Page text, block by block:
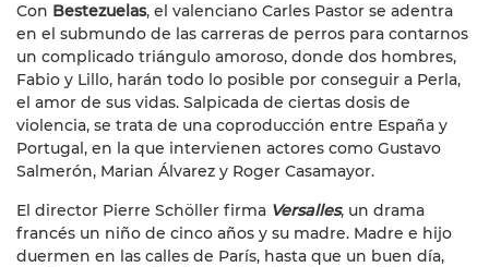
Con Bestezuelas, el valenciano Carles Pastor se adentra
en el submundo de las carreras de perros para contarnos
un complicado triángulo amoroso, donde dos hombres,
Fabio y Lillo, harán todo lo posible por conseguir a Perla,
el amor de sus vidas. Salpicada de ciertas dosis de
violencia, se trata de una coproducción entre España y
Portugal, en la que intervienen actores como Gustavo
Salmerón, Marian Álvarez y Roger Casamayor.
El director Pierre Schöller firma Versalles, un drama
francés un niño de cinco años y su madre. Madre e hijo
duermen en las calles de París, hasta que un buen día,